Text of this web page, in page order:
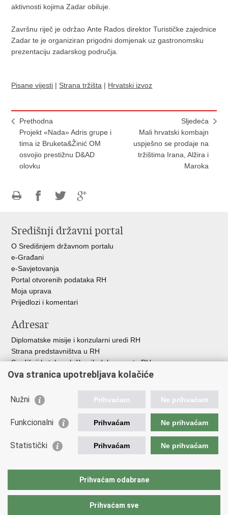
aktivnosti kojima Zadar obiluje.
Završnu riječ je održao Ante Rados direktor Turističke zajednice
Zadar te je organiziran prigodni domjenak uz gastronomsku
prezentaciju zadarskog područja.
Pisane vijesti | Strana tržišta | Hrvatski izvoz
Prethodna
Projekt «Nada» Adris grupe i
tima iz Bruketa&Žinić OM
osvojio prestižnu D&AD
olovku
Sljedeća
Mali hrvatski kombajn
uspješno se prodaje na
tržištima Irana, Alžira i
Maroka
FacebookuTwitteruGoogle
Središnji državni portal
O Središnjem državnom portalu
e-Građani
e-Savjetovanja
Portal otvorenih podataka RH
Moja uprava
Prijedlozi i komentari
Adresar
Diplomatske misije i konzularni uredi RH
Strana predstavništva u RH
Središnji katalog službenih dokumenata RH
Adresar tijela javne vlasti
Besplatni telefoni javne uprave
Korisne poveznice
Hrvatska gospodarska komora
Hrvatska obrtnička komora
Europska komisija
Ova stranica upotrebljava kolačiće
Nužni Prihvaćam Ne prihvaćam
Funkcionalni Prihvaćam Ne prihvaćam
Statistički Prihvaćam Ne prihvaćam
Prihvaćam odabrane
Prihvaćam sve